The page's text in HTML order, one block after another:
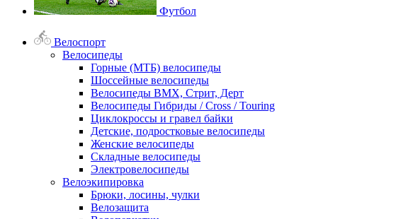
Футбол
Велоспорт
Велосипеды
Горные (МТБ) велосипеды
Шоссейные велосипеды
Велосипеды BMX, Стрит, Дерт
Велосипеды Гибриды / Cross / Touring
Циклокроссы и гравел байки
Детские, подростковые велосипеды
Женские велосипеды
Складные велосипеды
Электровелосипеды
Велоэкипировка
Брюки, лосины, чулки
Велозащита